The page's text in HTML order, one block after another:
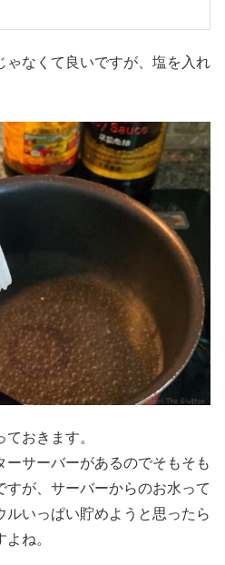
ゃなくて良いですが、塩を入れ
おきます。
サーバーがあるのでそもそも
が、サーバーからのお水って
ルいっぱい貯めようと思ったら
ね。